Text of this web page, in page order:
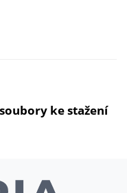
ke stažení